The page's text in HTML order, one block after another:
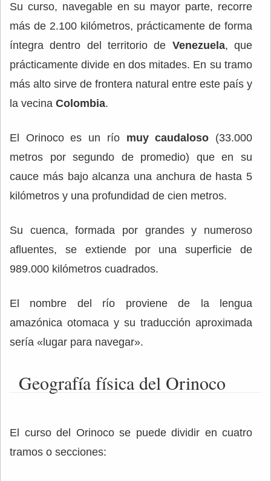
Su curso, navegable en su mayor parte, recorre
más de 2.100 kilómetros, prácticamente de forma
íntegra dentro del territorio de Venezuela, que
prácticamente divide en dos mitades. En su tramo
más alto sirve de frontera natural entre este país y
la vecina Colombia.
El Orinoco es un río muy caudaloso (33.000
metros por segundo de promedio) que en su
cauce más bajo alcanza una anchura de hasta 5
kilómetros y una profundidad de cien metros.
Su cuenca, formada por grandes y numeroso
afluentes, se extiende por una superficie de
989.000 kilómetros cuadrados.
El nombre del río proviene de la lengua
amazónica otomaca y su traducción aproximada
sería «lugar para navegar».
Geografía física del Orinoco
El curso del Orinoco se puede dividir en cuatro
tramos o secciones: